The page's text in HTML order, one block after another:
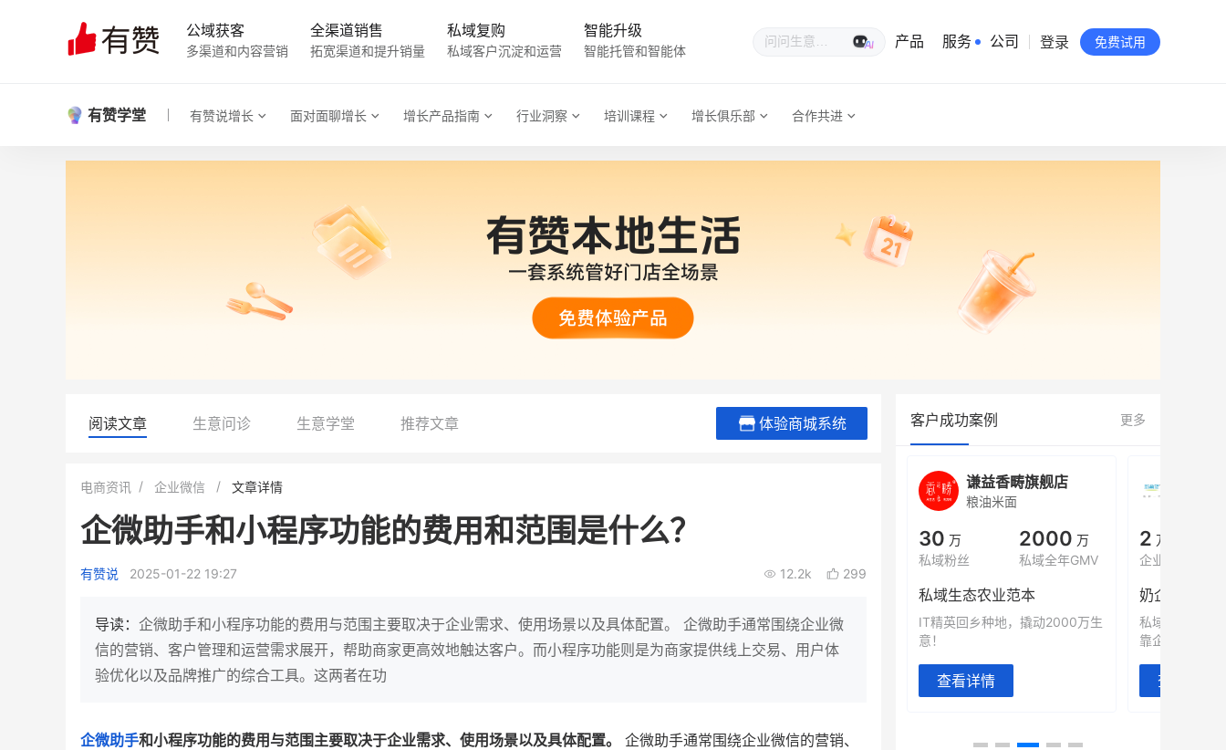
公域获客
多渠道和内容营销
全渠道销售
拓宽渠道和提升销量
私域复购
私域客户沉淀和运营
智能升级
智能托管和智能体
生意专家
产品 服务 公司
有赞公益
站点地图
登录 免费试用
有赞学堂 有赞说增长 面对面聊增长 增长产品指南 行业洞察 培训课程 增长俱乐部 合作共进
阅读文章 生意问诊 生意学堂 推荐文章 体验商城系统
电商资讯 企业微信 文章详情
企微助手和小程序功能的费用和范围是什么？
有赞说 2025-01-22 19:27 12.2k 299
导读： 企微助手和小程序功能的费用与范围主要取决于企业需求、使用场景以及具体配置。 企微助手通常围绕企业微
信的营销、客户管理和运营需求展开，帮助商家更高效地触达客户。而小程序功能则是为商家提供线上交易、用户体
验优化以及品牌推广的综合工具。这两者在功
企微助手和小程序功能的费用与范围主要取决于企业需求、使用场景以及具体配置。
企微助手通常围绕企业微信的营销、
客户成功案例 更多
白帝牛奶旗舰店
900 万
私域样本打法！新希望白帝乳业
靠企业微信实现销售额翻 8 倍！
查看详情
80% +
7900 万
三只松鼠旗下的网红婴儿辅食品
牌，22天便拿下类目第一
查看详情
母婴
有货源没流量？母婴馆如何破局
他只用7年做到平台销冠，转战私
域如何破局？
这家女装连锁如何借有赞破局新
零售？
谦益香畴旗舰店
粮油米面
30 万
私域粉丝
2000 万
私域全年GMV
私域生态农业范本
IT精英回乡种地，撬动2000万生
意！
查看详情
2 万人
奶企靠企业
私域样本打法
靠企业微信实
查看详情